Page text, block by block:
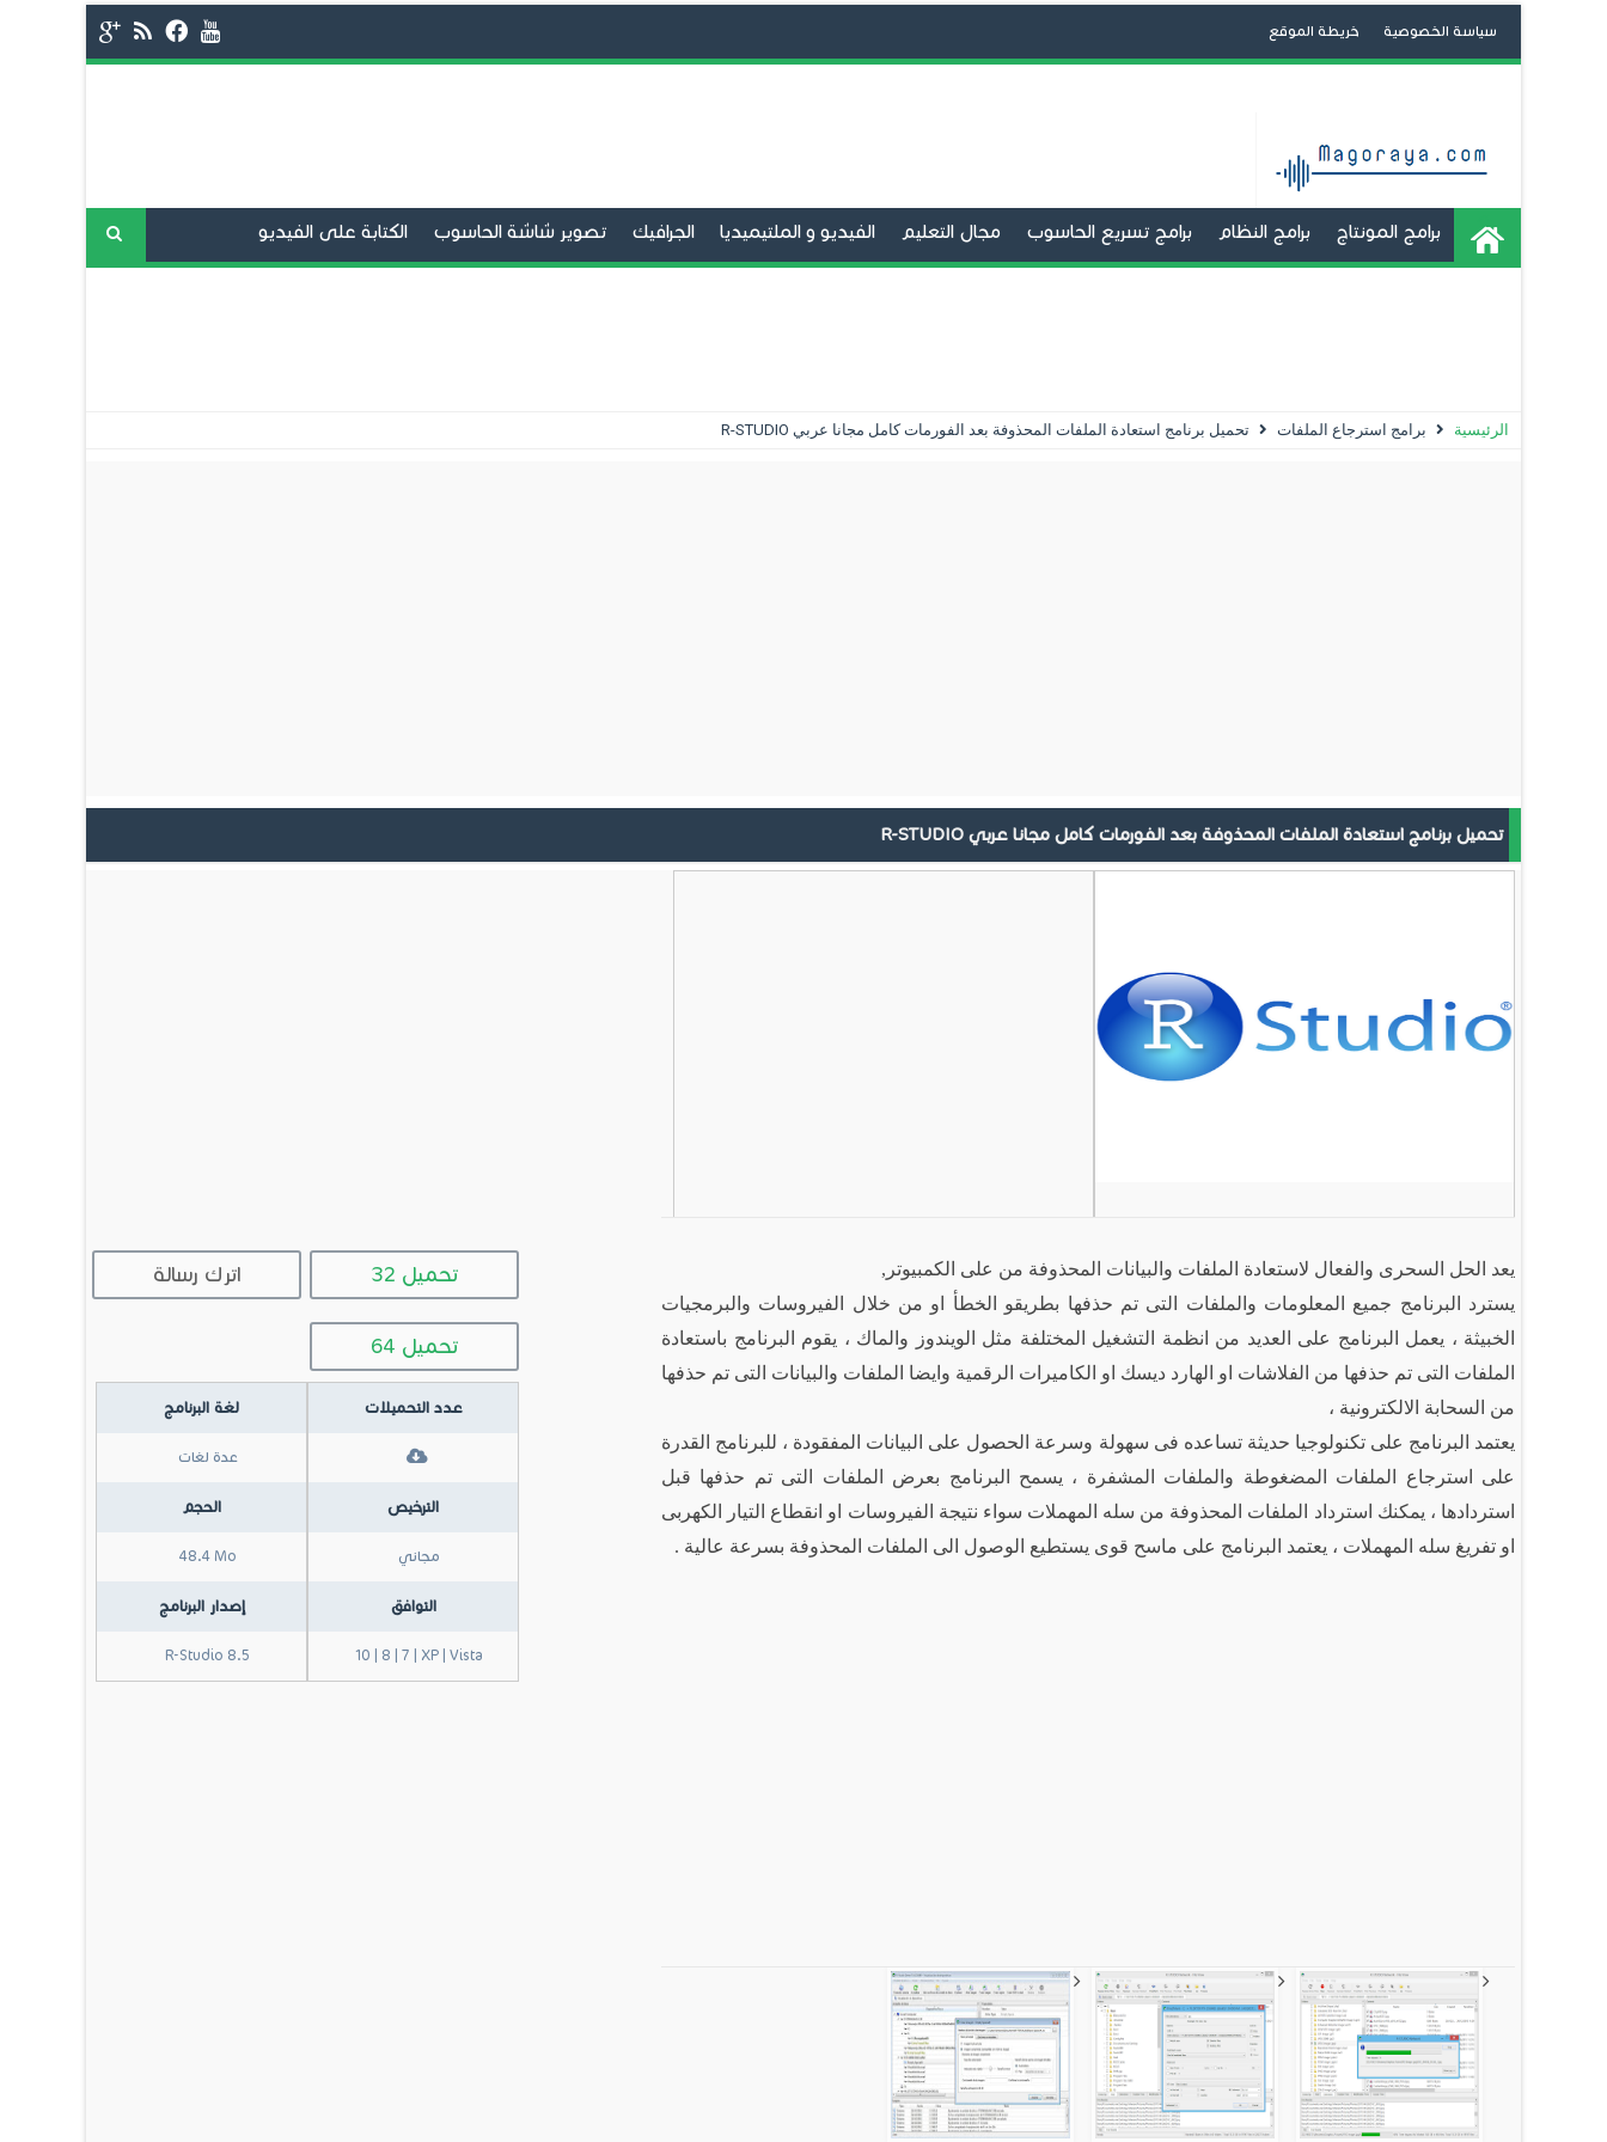
خريطة الموقع سياسة الخصوصية
برامج المونتاج برامج النظام برامج تسريع الحاسوب مجال التعليم الفيديو و الملتيميديا الجرافيك تصوير شاشة الحاسوب الكتابة على الفيديو
الرئيسية برامج استرجاع الملفات تحميل برنامج استعادة الملفات المحذوفة بعد الفورمات كامل مجانا عربي R-STUDIO
تحميل برنامج استعادة الملفات المحذوفة بعد الفورمات كامل مجانا عربي R-STUDIO
يعد الحل السحرى والفعال لاستعادة الملفات والبيانات المحذوفة من على الكمبيوتر,
يسترد البرنامج جميع المعلومات والملفات التى تم حذفها بطريقو الخطأ او من خلال الفيروسات والبرمجيات
الخبيثة ، يعمل البرنامج على العديد من انظمة التشغيل المختلفة مثل الويندوز والماك ، يقوم البرنامج باستعادة
الملفات التى تم حذفها من الفلاشات او الهارد ديسك او الكاميرات الرقمية وايضا الملفات والبيانات التى تم حذفها
من السحابة الالكترونية ،
يعتمد البرنامج على تكنولوجيا حديثة تساعده فى سهولة وسرعة الحصول على البيانات المفقودة ، للبرنامج القدرة
على استرجاع الملفات المضغوطة والملفات المشفرة ، يسمح البرنامج بعرض الملفات التى تم حذفها قبل
استردادها ، يمكنك استرداد الملفات المحذوفة من سله المهملات سواء نتيجة الفيروسات او انقطاع التيار الكهربى
او تفريغ سله المهملات ، يعتمد البرنامج على ماسح قوى يستطيع الوصول الى الملفات المحذوفة بسرعة عالية .
اترك رسالة 32 تحميل
64 تحميل
عدد التحميلات
الترخيص
مجاني
التوافق
10 | 8 | 7 | XP | Vista
لغة البرنامج
عدة لغات
الحجم
48.4 Mo
إصدار البرنامج
R-Studio 8.5